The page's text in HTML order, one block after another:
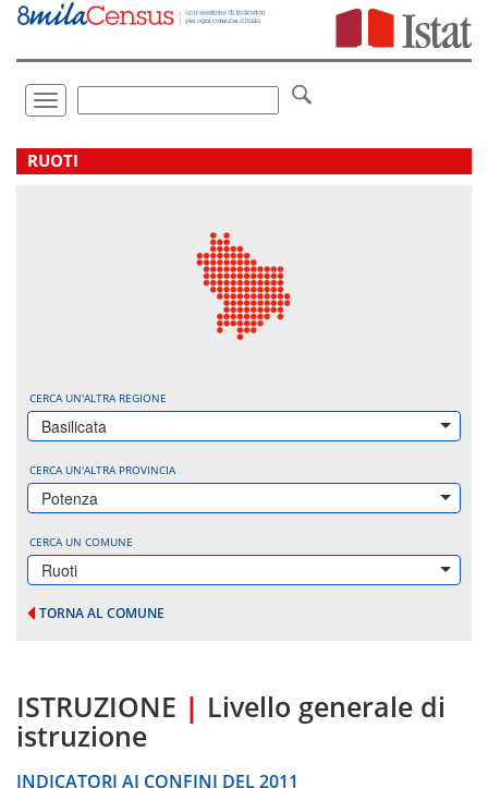
Vai
direttamente
Toggle
navigation
.
RUOTI
CERCA UN'ALTRA REGIONE
Basilicata
CERCA UN'ALTRA PROVINCIA
Potenza
CERCA UN COMUNE
Ruoti
TORNA AL COMUNE
ISTRUZIONE | Livello generale di
istruzione
INDICATORI AI CONFINI DEL 2011